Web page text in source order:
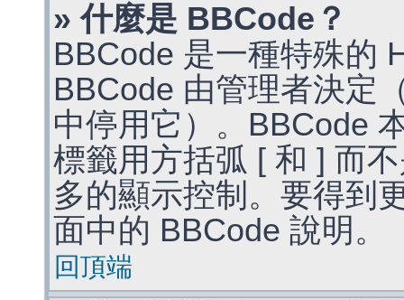
» 什麼是 BBCode？
BBCode 是一種特殊的
BBCode 由管理者決定
中停用它）。BBCode
標籤用方括弧 [ 和 ] 而
多的顯示控制。要得到
面中的 BBCode 說明。
回頂端